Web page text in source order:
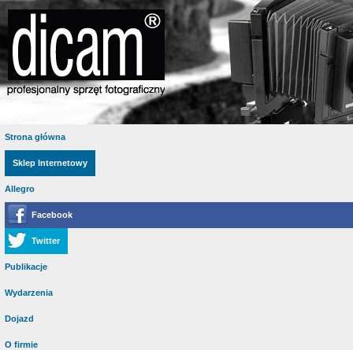
Strona główna
Sklep Internetowy
Allegro
Facebook
Twitter
Publikacje
Wydarzenia
Dojazd
O firmie